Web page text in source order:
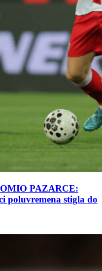
PAZARCE:
poluvremena stigla do